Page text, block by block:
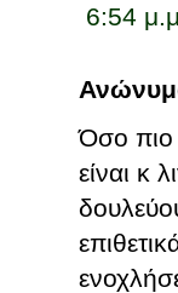
6:54
Όσο πιο
είναι κ